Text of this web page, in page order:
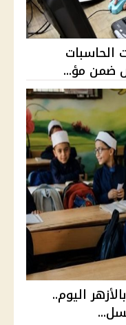
2026.. كليات الحاسبات
ضمن مؤ...
اليوم..